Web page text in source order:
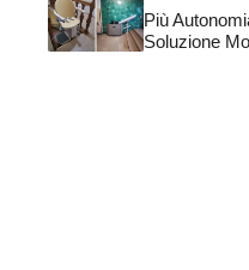
Più
Soluzione